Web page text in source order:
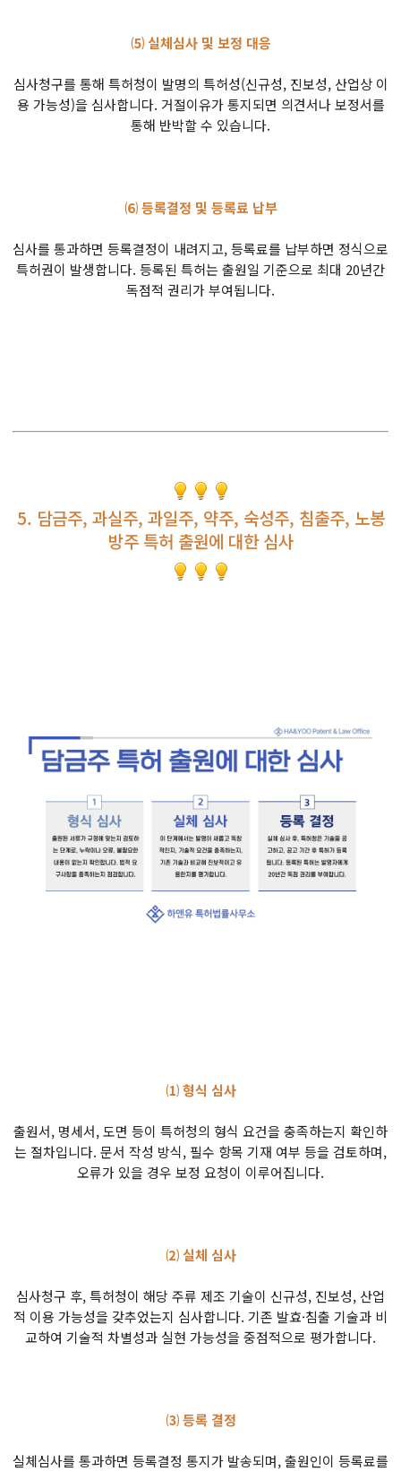
⑸ 실체심사 및 보정 대응
심사청구를 통해 특허청이 발명의 특허성(신규성, 진보성, 산업상 이
용 가능성)을 심사합니다. 거절이유가 통지되면 의견서나 보정서를
통해 반박할 수 있습니다.
⑹ 등록결정 및 등록료 납부
심사를 통과하면 등록결정이 내려지고, 등록료를 납부하면 정식으로
특허권이 발생합니다. 등록된 특허는 출원일 기준으로 최대 20년간
독점적 권리가 부여됩니다.
5. 담금주, 과실주, 과일주, 약주, 숙성주, 침출주, 노봉
방주 특허 출원에 대한 심사
⑴ 형식 심사
출원서, 명세서, 도면 등이 특허청의 형식 요건을 충족하는지 확인하
는 절차입니다. 문서 작성 방식, 필수 항목 기재 여부 등을 검토하며,
오류가 있을 경우 보정 요청이 이루어집니다.
⑵ 실체 심사
심사청구 후, 특허청이 해당 주류 제조 기술이 신규성, 진보성, 산업
적 이용 가능성을 갖추었는지 심사합니다. 기존 발효·침출 기술과 비
교하여 기술적 차별성과 실현 가능성을 중점적으로 평가합니다.
⑶ 등록 결정
실체심사를 통과하면 등록결정 통지가 발송되며, 출원인이 등록료를